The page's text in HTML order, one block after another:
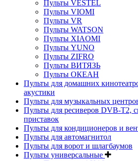
Пульты VESTEL
Пульты VIOMI
Пульты VR
Пульты WATSON
Пульты XIAOMI
Пульты YUNO
Пульты ZIFRO
Пульты ВИТЯЗЬ
Пульты ОКЕАН
Пульты для домашних
акустики
Пульты для музыкальных
Пульты для ресиверов DVB-T2,
приставок
Пульты для кондиционеров и
Пульты для автомагнитол
Пульты для ворот и шлагбаумов
Пульты универсальные